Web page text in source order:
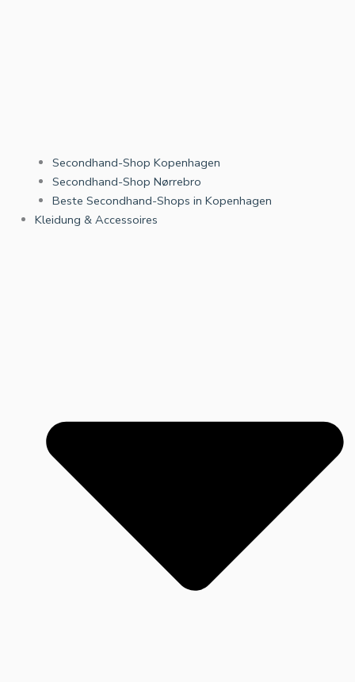
Secondhand-Shop Kopenhagen
Secondhand-Shop Nørrebro
Beste Secondhand-Shops in Kopenhagen
Kleidung & Accessoires